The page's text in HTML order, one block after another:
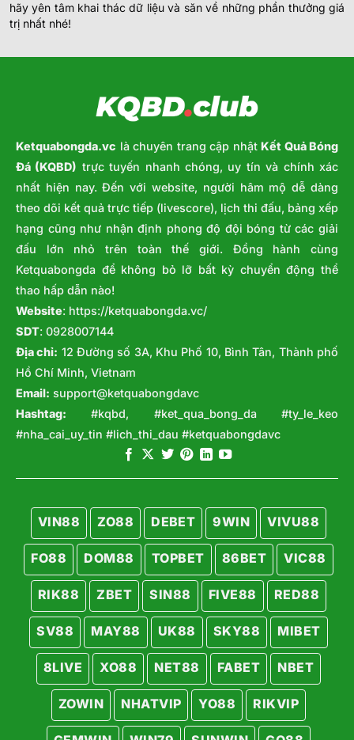
hãy yên tâm khai thác dữ liệu và săn về những phần thưởng giá
trị nhất nhé!
Ketquabongda.vc là chuyên trang cập nhật Kết Quả Bóng
Đá (KQBD) trực tuyến nhanh chóng, uy tín và chính xác
nhất hiện nay. Đến với website, người hâm mộ dễ dàng
theo dõi kết quả trực tiếp (livescore), lịch thi đấu, bảng xếp
hạng cũng như nhận định phong độ đội bóng từ các giải
đấu lớn nhỏ trên toàn thế giới. Đồng hành cùng
Ketquabongda để không bỏ lỡ bất kỳ chuyển động thể
thao hấp dẫn nào!
Website: https://ketquabongda.vc/
SDT: 0928007144
Địa chỉ: 12 Đường số 3A, Khu Phố 10, Bình Tân, Thành phố
Hồ Chí Minh, Vietnam
Email: support@ketquabongdavc
Hashtag: #kqbd, #ket_qua_bong_da #ty_le_keo
#nha_cai_uy_tin #lich_thi_dau #ketquabongdavc
VIN88 ZO88 DEBET 9WIN VIVU88
FO88 DOM88 TOPBET 86BET VIC88
RIK88 ZBET SIN88 FIVE88 RED88
SV88 MAY88 UK88 SKY88 MIBET
8LIVE XO88 NET88 FABET NBET
ZOWIN NHATVIP YO88 RIKVIP